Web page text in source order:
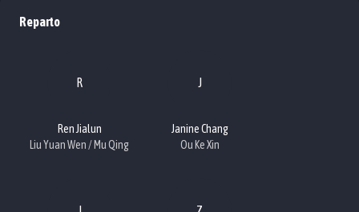
Reparto
R
Ren Jialun
Liu Yuan Wen / Mu Qing
J
Janine Chang
Ou Ke Xin